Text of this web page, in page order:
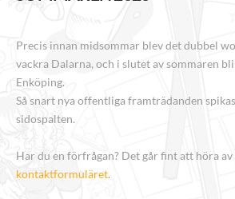
Precis innan midsommar blev det dubbel
vackra Dalarna, och i slutet av sommaren
Enköping.
Så snart nya offentliga framträdanden
sidospalten.
Har du en förfrågan? Det går fint att höra av
kontaktformuläret.